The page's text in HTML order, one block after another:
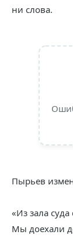
ни слова.
Пырьев
«Из зала
Мы доехали